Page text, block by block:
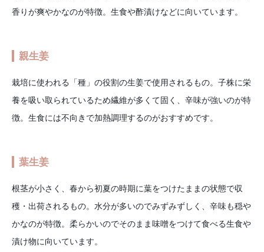
香りが爽やかなのが特徴。生食や酢漬けなどに向いています。
親生姜
栽培に使われる「種」の役割の生姜で使用されるもの。子株に栄
養を吸い取られているため繊維が多くて固く、辛味が強いのが特
徴。生食には不向きで加熱調理するのがおすすめです。
葉生姜
根茎が小さく、春から初夏の時期に葉をつけたままの状態で収
穫・出荷されるもの。水分が多いのでみずみずしく、辛味も穏や
かなのが特徴。柔らかいのでそのまま味噌をつけて食べる生食や
漬け物に向いています。